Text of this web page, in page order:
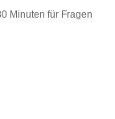
Minuten für Fragen